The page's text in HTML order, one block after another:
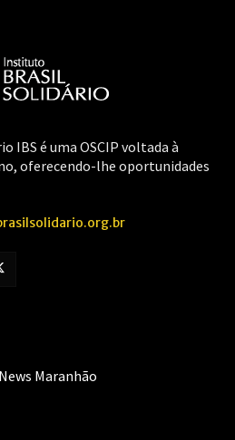
IBS é uma OSCIP voltada à
oferecendo-lhe oportunidades
Maranhão